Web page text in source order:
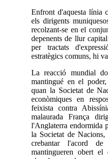
Enfront d'aquesta línia
els dirigents
recolzant-se en el
depenents de llur
per tractats
estratègics comuns, hi
La reacció mundial
mantingué en el
quan la Societat de
econòmiques en
feixista contra
malaurada França
l'Anglaterra endormida
la Societat de Nacions,
crebantar l'acord de
mantingueren obert el